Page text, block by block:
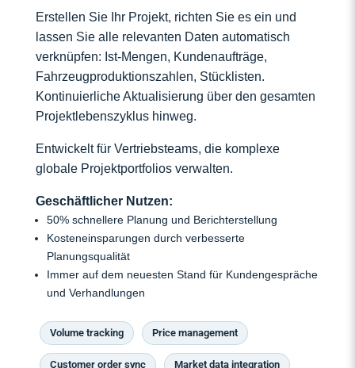
Erstellen Sie Ihr Projekt, richten Sie es ein und
lassen Sie alle relevanten Daten automatisch
verknüpfen: Ist-Mengen, Kundenaufträge,
Fahrzeugproduktionszahlen, Stücklisten.
Kontinuierliche Aktualisierung über den gesamten
Projektlebenszyklus hinweg.
Entwickelt für Vertriebsteams, die komplexe
globale Projektportfolios verwalten.
Geschäftlicher Nutzen:
50% schnellere Planung und Berichterstellung
Kosteneinsparungen durch verbesserte
Planungsqualität
Immer auf dem neuesten Stand für Kundengespräche
und Verhandlungen
Volume tracking Price management
Customer order sync Market data integration